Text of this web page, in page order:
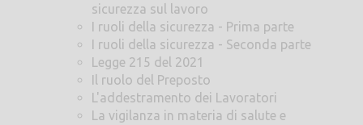
sicurezza sul lavoro
I ruoli della sicurezza - Prima parte
I ruoli della sicurezza - Seconda parte
Legge 215 del 2021
Il ruolo del Preposto
L'addestramento dei Lavoratori
La vigilanza in materia di salute e